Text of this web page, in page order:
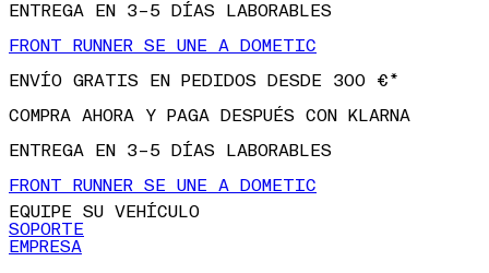
ENTREGA EN 3–5 DÍAS LABORABLES
FRONT RUNNER SE UNE A DOMETIC
ENVÍO GRATIS EN PEDIDOS DESDE 300 €*
COMPRA AHORA Y PAGA DESPUÉS CON KLARNA
ENTREGA EN 3–5 DÍAS LABORABLES
FRONT RUNNER SE UNE A DOMETIC
EQUIPE SU VEHÍCULO
SOPORTE
EMPRESA